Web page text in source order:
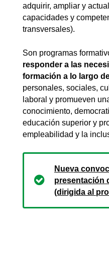
adquirir, ampliar y
capacidades y
transversales).
Son programas
responder a las
formación a lo largo
personales, sociales,
laboral y promueven
conocimiento,
educación superior y
empleabilidad y la
Nueva
presentación
(dirigida al